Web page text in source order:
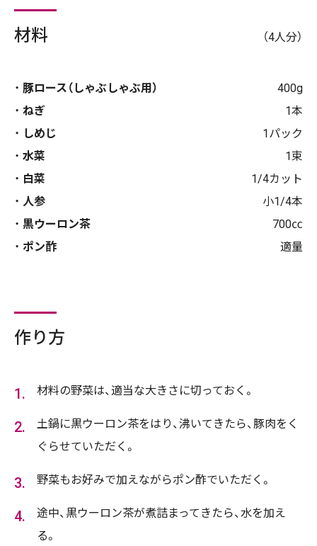
材料 （4人分）
豚ロース（しゃぶしゃぶ用）
400g
ねぎ
1本
しめじ
1パック
水菜
1束
白菜
1/4カット
人参
小1/4本
黒ウーロン茶
700㏄
ポン酢
適量
作り方
材料の野菜は、適当な大きさに切っておく。
土鍋に黒ウーロン茶をはり、沸いてきたら、豚肉をく
ぐらせていただく。
野菜もお好みで加えながらポン酢でいただく。
途中、黒ウーロン茶が煮詰まってきたら、水を加え
る。